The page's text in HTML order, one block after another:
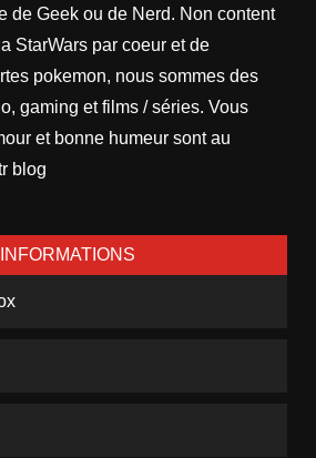
de Geek ou de Nerd. Non content
StarWars par coeur et de
pokemon, nous sommes des
gaming et films / séries. Vous
et bonne humeur sont au
blog
INFORMATIONS